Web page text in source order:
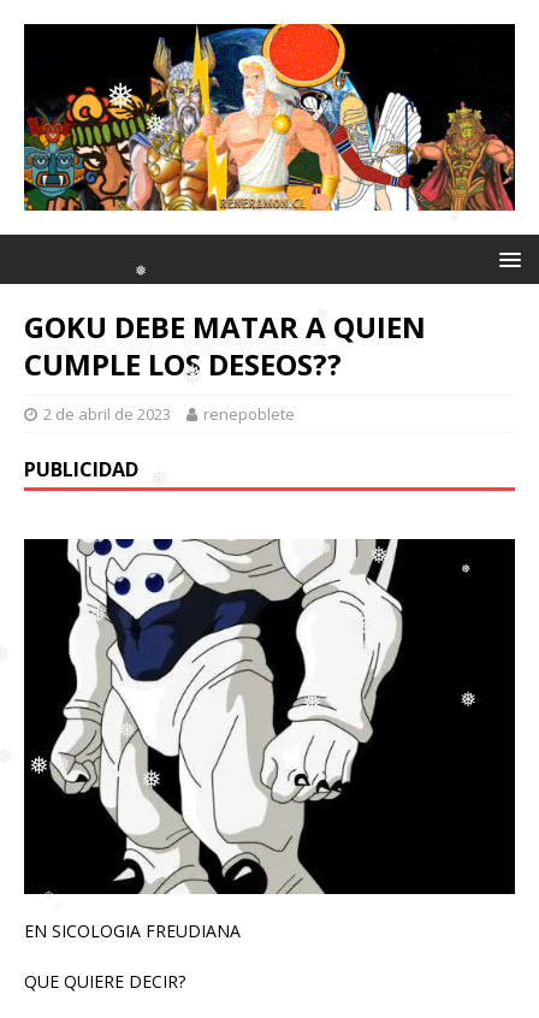
❅
❅
❅
❅
❅
❅
❅
❅
❅
❅
❅
❅ ❅
❅ ❅
GOKU DEBE MATAR A QUIEN
CUMPLE LOS DESEOS??
2 de abril de 2023 renepoblete
PUBLICIDAD
EN SICOLOGIA FREUDIANA
QUE QUIERE DECIR?